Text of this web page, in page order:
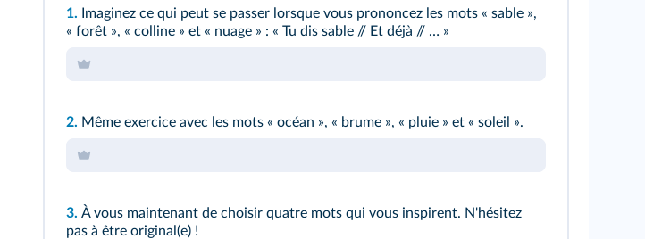
1.
Imaginez ce qui peut se passer lorsque vous prononcez les mots « sable »,
« forêt », « colline » et « nuage » : « Tu dis sable // Et déjà // … »
2. Même exercice avec les mots « océan », « brume », « pluie » et « soleil ».
3. À vous maintenant de choisir quatre mots qui vous inspirent. N'hésitez
pas à être original(e) !